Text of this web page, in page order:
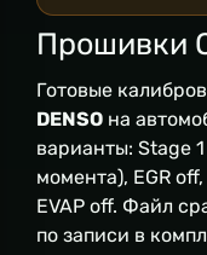
Прошивки
Готовые
DENSO на
варианты: Stage
момента), EGR
EVAP off. Файл
по записи в